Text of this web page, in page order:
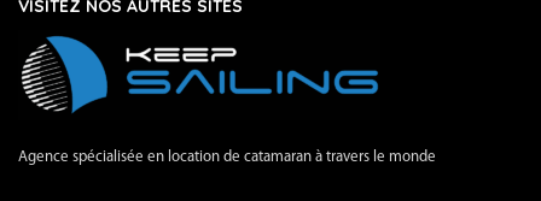
VISITEZ NOS AUTRES SITES
Agence spécialisée en location de catamaran à travers le monde